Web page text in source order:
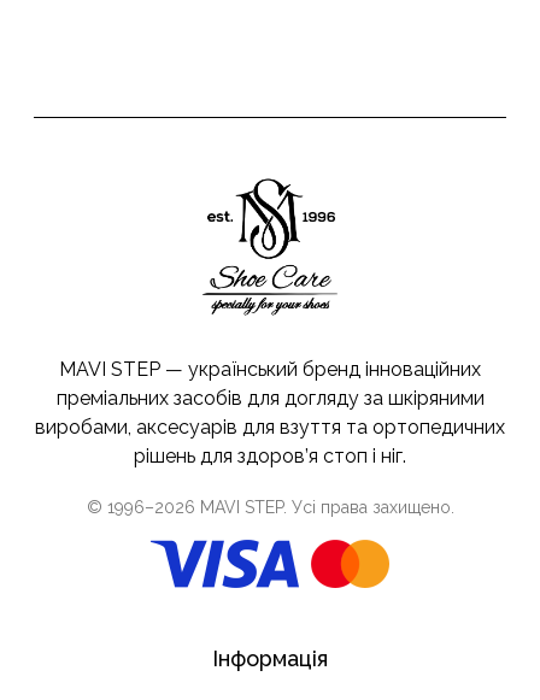
MAVI STEP — український бренд інноваційних
преміальних засобів для догляду за шкіряними
виробами, аксесуарів для взуття та ортопедичних
рішень для здоров’я стоп і ніг.
© 1996–2026 MAVI STEP. Усі права захищено.
Інформація